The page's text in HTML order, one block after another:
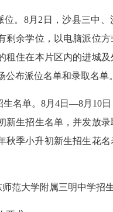
。8月2日，沙县三中、
剩余学位，以电脑派位方
租住在本片区内的进城
公布派位名单和录取名单。
单。8月4日—8月10日
新生招生名单，并发放
秋季小升初新生招生花
大学附属三明中学招生